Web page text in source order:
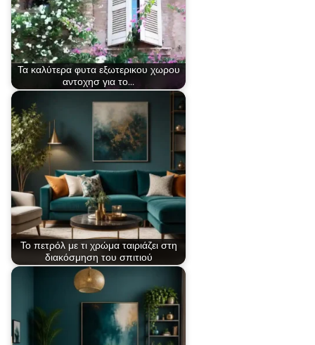
Τα καλύτερα φυτα εξωτερικου χωρου
αντοχησ για το…
Το πετρόλ με τι χρώμα ταιριάζει στη
διακόσμηση του σπιτιού